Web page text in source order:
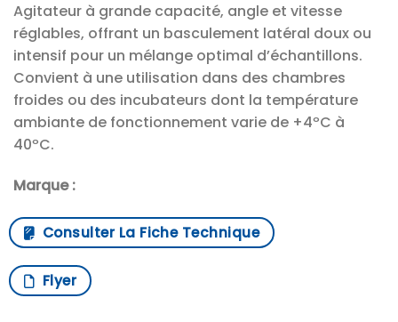
Agitateur à grande capacité, angle et vitesse
réglables, offrant un basculement latéral doux ou
intensif pour un mélange optimal d’échantillons.
Convient à une utilisation dans des chambres
froides ou des incubateurs dont la température
ambiante de fonctionnement varie de +4ºC à
40ºC.
Marque :
Consulter La Fiche Technique
Flyer